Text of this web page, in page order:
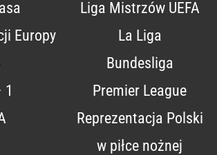
Liga Mistrzów UEFA
Europy
La Liga
Bundesliga
1
Premier League
Reprezentacja Polski
w piłce nożnej